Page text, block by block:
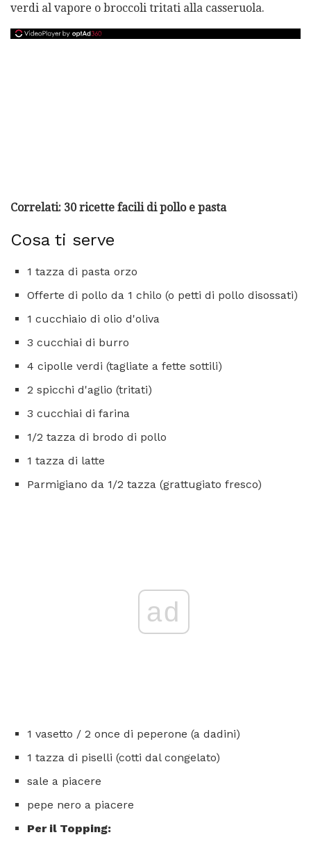
verdi al vapore o broccoli tritati alla casseruola.
Correlati: 30 ricette facili di pollo e pasta
Cosa ti serve
1 tazza di pasta orzo
Offerte di pollo da 1 chilo (o petti di pollo disossati)
1 cucchiaio di olio d'oliva
3 cucchiai di burro
4 cipolle verdi (tagliate a fette sottili)
2 spicchi d'aglio (tritati)
3 cucchiai di farina
1/2 tazza di brodo di pollo
1 tazza di latte
Parmigiano da 1/2 tazza (grattugiato fresco)
ad
1 vasetto / 2 once di peperone (a dadini)
1 tazza di piselli (cotti dal congelato)
sale a piacere
pepe nero a piacere
Per il Topping: